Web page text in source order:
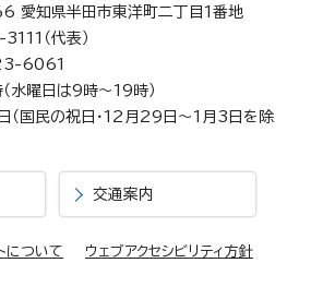
知県半田市東洋町二丁目1番地
（代表）
6061
曜日は9時～19時）
（国民の祝日・12月29日～1月3日を除
交通案内
について ウェブアクセシビリティ方針